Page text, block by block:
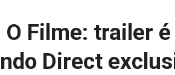
Filme: trailer é
Direct